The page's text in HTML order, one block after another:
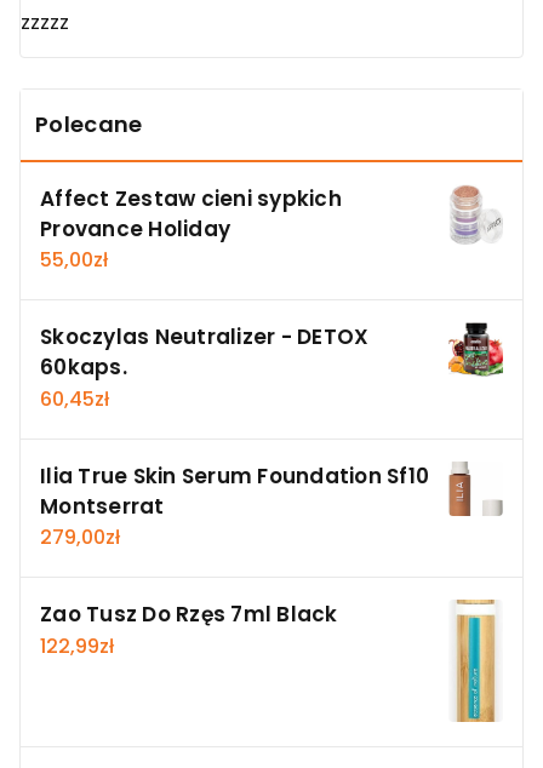
zzzzz
Polecane
Affect Zestaw cieni sypkich
Provance Holiday
55,00zł
Skoczylas Neutralizer - DETOX
60kaps.
60,45zł
Ilia True Skin Serum Foundation Sf10
Montserrat
279,00zł
Zao Tusz Do Rzęs 7ml Black
122,99zł